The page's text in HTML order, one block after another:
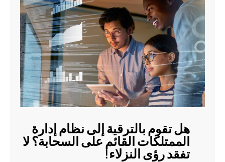
هل تقوم بالترقية إلى نظام إدارة
الممتلكات القائم على السحابة؟ لا
تفقد رؤى النزلاء!